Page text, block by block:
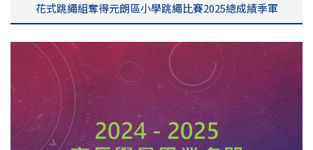
花式跳繩組奪得元朗區小學跳繩比賽2025總成績季軍